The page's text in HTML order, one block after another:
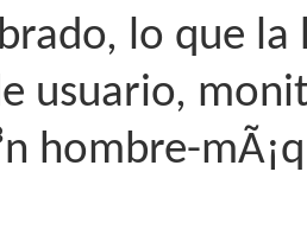
lo que la
usuario,
hombre-